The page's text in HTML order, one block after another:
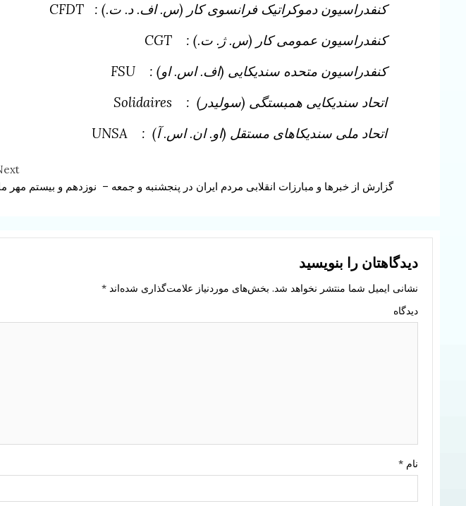
کنفدراسیون دموکراتیک فرانسوی کار (س. اف. د. ت.) : CFDT
کنفدراسیون عمومی کار (س. ژ. ت.) : CGT
کنفدراسیون متحده سندیکایی (اف. اس. او) : FSU
اتحاد سندیکایی همبستگی (سولیدر) : Solidaires
اتحاد ملی سندیکاهای مستقل (او. ان. اس. آ) : UNSA
Continue
گزارش از خبرها و مبارزات انقلابی مردم ایران در پنجشنبه و جمعه – نوزدهم و بیستم مهر
دیدگاهتان را بنویسید
نشانی ایمیل شما منتشر نخواهد شد. بخش‌های موردنیاز علامت‌گذاری شده‌اند *
دیدگاه
نام *